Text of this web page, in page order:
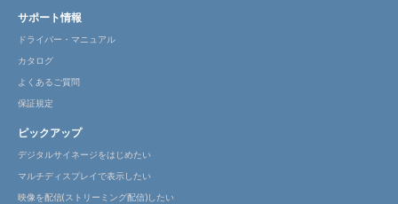
サポート情報
ドライバー・マニュアル
カタログ
よくあるご質問
保証規定
ピックアップ
デジタルサイネージをはじめたい
マルチディスプレイで表示したい
映像を配信(ストリーミング配信)したい